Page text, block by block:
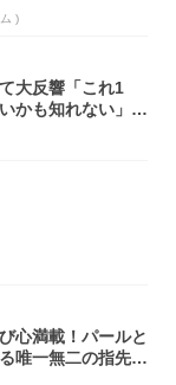
)
大反響「これ1
かも知れない」
心満載！パールと
唯一無二の指先が